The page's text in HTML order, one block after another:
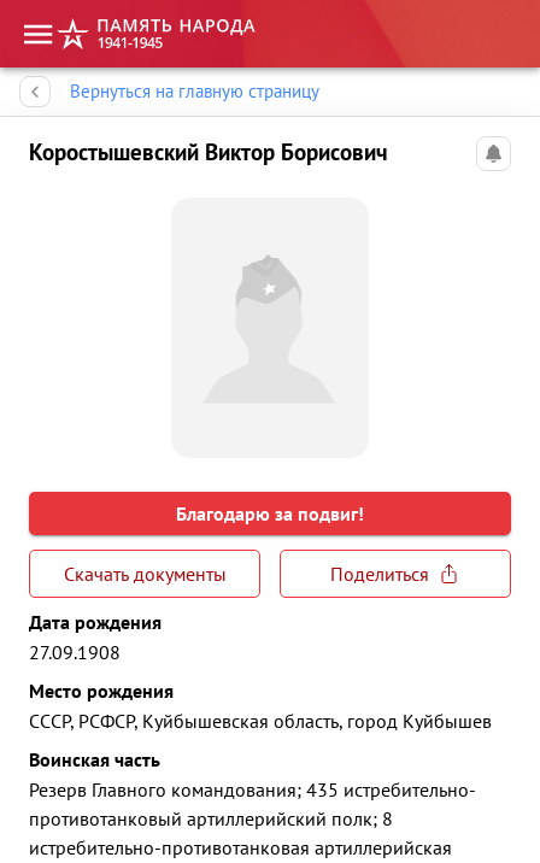
Вернуться на главную страницу
Коростышевский Виктор Борисович
Благодарю за подвиг!
Скачать документы
Поделиться
Дата рождения
27.09.1908
Место рождения
СССР, РСФСР, Куйбышевская область, город Куйбышев
Воинская часть
Резерв Главного командования; 435 истребительно-
противотанковый артиллерийский полк; 8
истребительно-противотанковая артиллерийская
Память народа